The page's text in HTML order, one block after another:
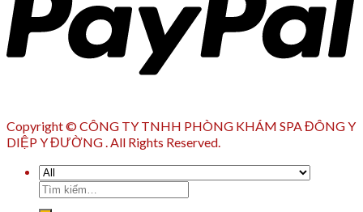
Copyright © CÔNG TY TNHH PHÒNG KHÁM SPA ĐÔNG Y
DIỆP Y ĐƯỜNG . All Rights Reserved.
Tìm
kiếm: